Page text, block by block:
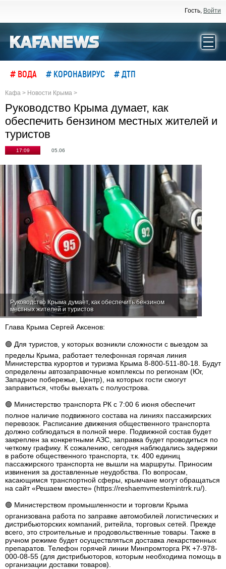
Гость, Войти
# ВОДА # КОРОНАВИРУС # ДТП
Кафа > Новости Крыма >
Руководство Крыма думает, как
обеспечить бензином местных жителей и
туристов
17:09 05.06
Руководство Крыма думает, как обеспечить бензином
местных жителей и туристов
Глава Крыма Сергей Аксенов:
🟢 Для туристов, у которых возникли сложности с выездом за
пределы Крыма, работает телефонная горячая линия
Министерства курортов и туризма Крыма 8-800-511-80-18. Будут
определены автозаправочные комплексы по регионам (Юг,
Западное побережье, Центр), на которых гости смогут
заправиться, чтобы выехать с полуострова.
🟢 Министерство транспорта РК с 7:00 6 июня обеспечит
полное наличие подвижного состава на линиях пассажирских
перевозок. Расписание движения общественного транспорта
должно соблюдаться в полной мере. Подвижной состав будет
закреплен за конкретными АЗС, заправка будет проводиться по
четкому графику. К сожалению, сегодня наблюдались задержки
в работе общественного транспорта, т.к. 400 единиц
пассажирского транспорта не вышли на маршруты. Приносим
извинения за доставленные неудобства. По вопросам,
касающимся транспортной сферы, крымчане могут обращаться
на сайт «Решаем вместе» (https://reshaemvmestemintrrk.ru/).
🟢 Министерством промышленности и торговли Крыма
организована работа по заправке автомобилей логистических и
дистрибьюторских компаний, ритейла, торговых сетей. Прежде
всего, это строительные и продовольственные товары. Также в
ручном режиме будет осуществляться доставка лекарственных
препаратов. Телефон горячей линии Минпромторга РК +7-978-
000-08-55 (для дистрибьюторов, которым необходима помощь в
организации доставки товаров).